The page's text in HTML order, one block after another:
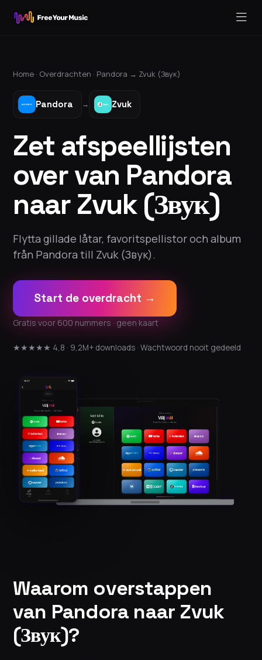
Home · Overdrachten · Pandora → Zvuk (Звук)
Pandora → Zvuk
Zet afspeellijsten
over van Pandora
naar Zvuk (Звук)
Flytta gillade låtar, favoritspellistor och album
från Pandora till Zvuk (Звук).
Start de overdracht →
Gratis voor 600 nummers · geen kaart
★★★★★ 4,8 · 9,2M+ downloads · Wachtwoord nooit gedeeld
Waarom overstappen
van Pandora naar Zvuk
(Звук)?